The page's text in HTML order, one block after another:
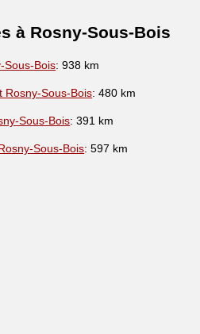
à Rosny-Sous-Bois
Sous-Bois: 938 km
Rosny-Sous-Bois: 480 km
Sous-Bois: 391 km
Sous-Bois: 597 km